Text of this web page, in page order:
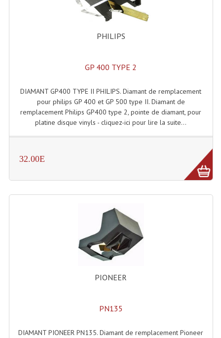
Liquides À Fumée
Liquides À Mousse
Notre Stock B
Karaoké Materiel Lecteur Etc...
Disque LD (30 Cm.)
LISTE DU MATERIEL D'OCCASION
PLAN ACCES, LES HORAIRES
CRÉER UN COMPTE
PHILIPS
GP 400 TYPE 2
DIAMANT GP400 TYPE II PHILIPS. Diamant de remplacement
pour philips GP 400 et GP 500 type II. Diamant de
remplacement Philips GP400 type 2, pointe de diamant, pour
platine disque vinyls - cliquez-ici pour lire la suite...
32.00E
PIONEER
PN135
DIAMANT PIONEER PN135. Diamant de remplacement Pioneer